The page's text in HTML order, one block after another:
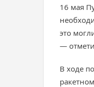
16 мая
это
—
В ходе